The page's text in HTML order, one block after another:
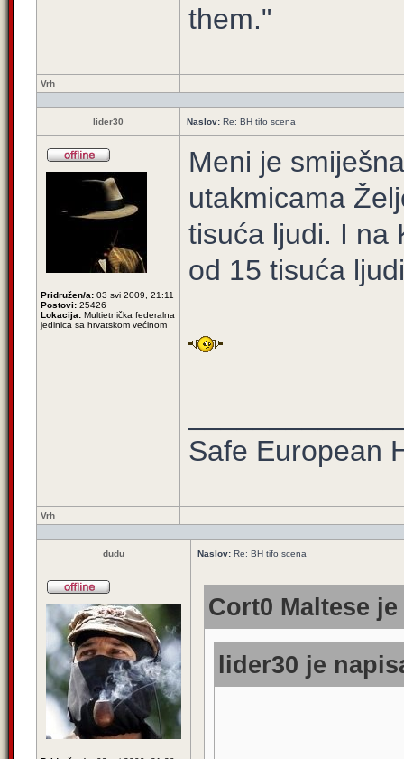
them."
Vrh
lider30 Naslov: Re: BH tifo scena
Pridružen/a: 03 svi 2009, 21:11
Postovi: 25426
Lokacija: Multietnička federalna
jedinica sa hrvatskom većinom
Meni je
utakmicama
tisuća ljudi. I na
od 15 tisuća
Safe European
Vrh
dudu Naslov: Re: BH tifo scena
Cort0 Maltese
lider30 je